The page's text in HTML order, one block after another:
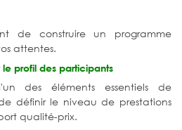
de construire un programme
attentes.
profil des participants
des éléments essentiels de
définir le niveau de prestations
qualité-prix.